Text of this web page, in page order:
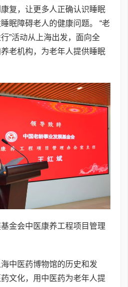
复，让更多人正确认识睡眠
眠障碍老人的健康问题。 “老
”活动从上海出发，面向全
老机构，为老年人提供睡眠
金会中医康养工程项目管理
中医药博物馆的历史和发
文化，用中医药为老年人提